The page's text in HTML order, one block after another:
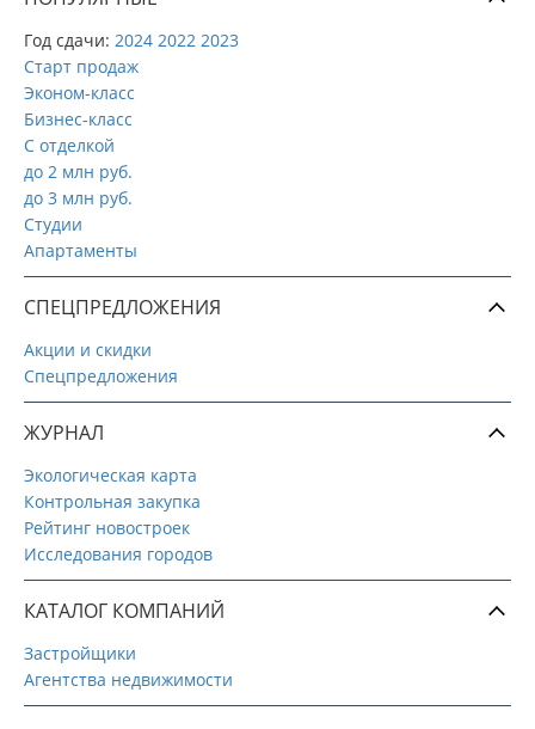
Год сдачи: 2024 2022 2023
Старт продаж
Эконом-класс
Бизнес-класс
С отделкой
до 2 млн руб.
до 3 млн руб.
Студии
Апартаменты
СПЕЦПРЕДЛОЖЕНИЯ
Акции и скидки
Спецпредложения
ЖУРНАЛ
Экологическая карта
Контрольная закупка
Рейтинг новостроек
Исследования городов
КАТАЛОГ КОМПАНИЙ
Застройщики
Агентства недвижимости